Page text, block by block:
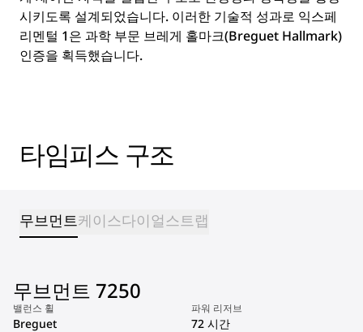
시키도록 설계되었습니다. 이러한 기술적 성과로 익스페
리멘털 1은 과학 부문 브레게 홀마크(Breguet Hallmark)
인증을 획득했습니다.
타임피스 구조
무브먼트케이스다이얼스트랩
무브먼트 7250
밸런스 휠
Breguet
파워 리저브
72 시간